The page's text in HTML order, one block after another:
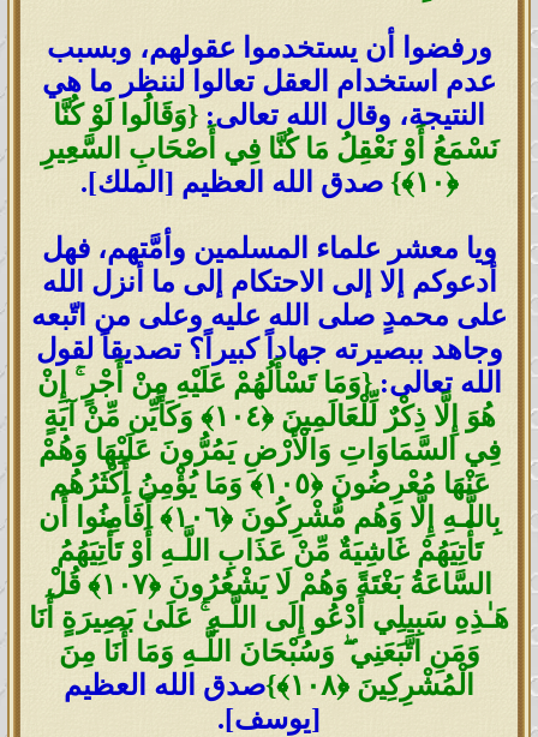
ورفضوا أن يستخدموا عقولهم، وبسبب
عدم استخدام العقل تعالوا لننظر ما هي
النتيجة، وقال الله تعالى: {وَقَالُوا لَوْ كُنَّا
نَسْمَعُ أَوْ نَعْقِلُ مَا كُنَّا فِي أَصْحَابِ السَّعِيرِ
﴿١٠﴾} صدق الله العظيم [الملك].
ويا معشر علماء المسلمين وأمَّتهم، فهل
أدعوكم إلا إلى الاحتكام إلى ما أنزل الله
على محمدٍ صلى الله عليه وعلى من اتّبعه
وجاهد ببصيرته جهاداً كبيراً؟ تصديقاً لقول
الله تعالى:{وَمَا تَسْأَلُهُمْ عَلَيْهِ مِنْ أَجْرٍۚ إِنْ
هُوَ إِلَّا ذِكْرٌ لِّلْعَالَمِينَ﴿١٠٤﴾ وَكَأَيِّن مِّنْ آيَةٍ
فِي السَّمَاوَاتِ وَالْأَرْضِ يَمُرُّونَ عَلَيْهَا وَهُمْ
عَنْهَا مُعْرِضُونَ﴿١٠٥﴾وَمَا يُؤْمِنُ أَكْثَرُهُم
بِاللَّـهِ إِلَّا وَهُم مُّشْرِكُونَ﴿١٠٦﴾ أَفَأَمِنُوا أَن
تَأْتِيَهُمْ غَاشِيَةٌ مِّنْ عَذَابِ اللَّـهِ أَوْ تَأْتِيَهُمُ
السَّاعَةُ بَغْتَةً وَهُمْ لَا يَشْعُرُونَ ﴿١٠٧﴾ قُلْ
هَـٰذِهِ سَبِيلِي أَدْعُو إِلَى اللَّـهِۚ عَلَىٰ بَصِيرَةٍ أَنَا
وَمَنِ اتَّبَعَنِيۖ وَسُبْحَانَ اللَّـهِ وَمَا أَنَا مِنَ
الْمُشْرِكِينَ ﴿١٠٨﴾}صدق الله العظيم
[يوسف].